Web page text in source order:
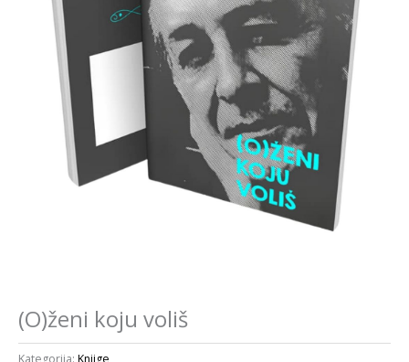
(O)ženi koju voliš